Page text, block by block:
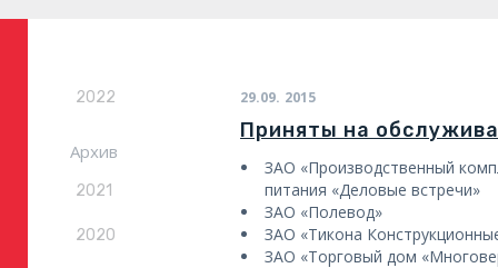
2022
Архив
2021
2020
29.09. 2015
Приняты на
ЗАО «Производственный
питания «Деловые встречи»
ЗАО «Полевод»
ЗАО «Тикона
ЗАО «Торговый дом